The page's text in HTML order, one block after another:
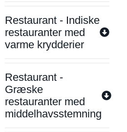
Restaurant - Indiske
restauranter med
varme krydderier
Restaurant -
Græske
restauranter med
middelhavsstemning